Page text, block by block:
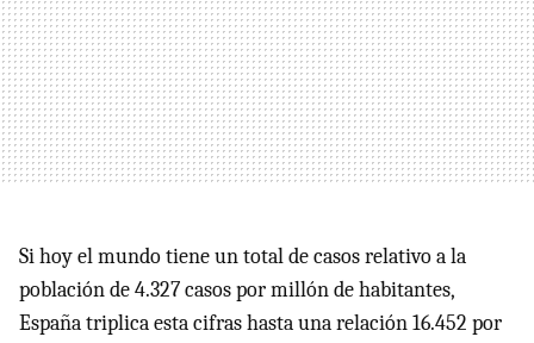
Si hoy el mundo tiene un total de casos relativo a la
población de 4.327 casos por millón de habitantes,
España triplica esta cifras hasta una relación 16.452 por